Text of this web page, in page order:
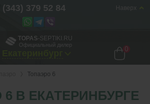
TOPAS-SEPTIKI.RU
Официальный дилер
0
Топаэро 6
В ЕКАТЕРИНБУРГЕ
Наверх
(343) 379 52 84